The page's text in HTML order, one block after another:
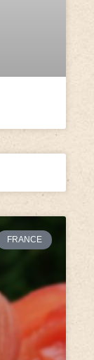
FRANCE